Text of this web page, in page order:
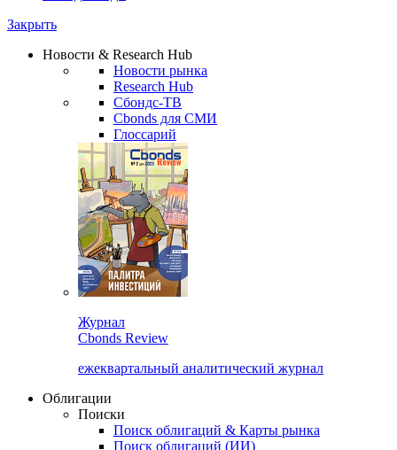
Watchlist
Сбондс Люди
Новости & Research Hub
Новости рынка
Research Hub
Сбондс-ТВ
Cbonds для СМИ
Глоссарий
Cbonds Review
ежеквартальный аналитический журнал